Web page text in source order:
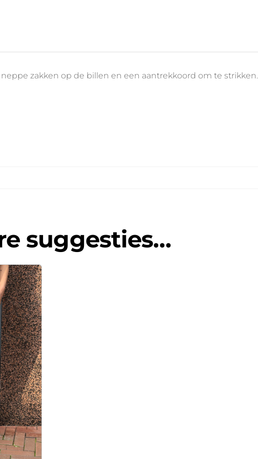
zakken op de billen en een aantrekkoord om te strikken.
suggesties…